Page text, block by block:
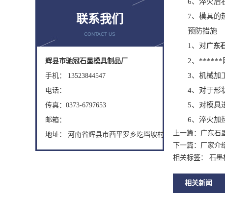
联系我们
CONTACT US
辉县市驰冠石墨模具制品厂
手机： 13523844547
电话：
传真：0373-6797653
邮箱：
地址： 河南省辉县市西平罗乡圪垱坡村
7、模具的热
预防措施
1、对广东
2、******网
3、机械加工
4、对于形状
5、对模具进
6、淬火加热
上一篇： 广东石
下一篇： 厂家介
相关标签： 石
相关新闻